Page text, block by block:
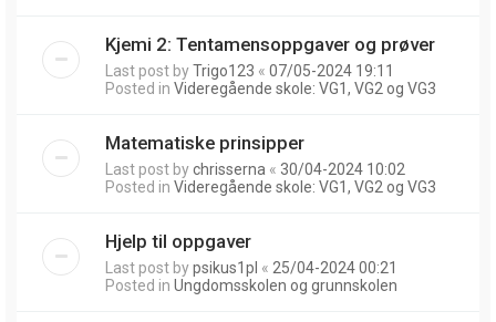
Kjemi 2: Tentamensoppgaver og prøver
Last post byTrigo123 « 07/05-2024 19:11
Posted in Videregående skole: VG1, VG2 og VG3
Matematiske prinsipper
Last post bychrisserna « 30/04-2024 10:02
Posted in Videregående skole: VG1, VG2 og VG3
Hjelp til oppgaver
Last post bypsikus1pl « 25/04-2024 00:21
Posted in Ungdomsskolen og grunnskolen